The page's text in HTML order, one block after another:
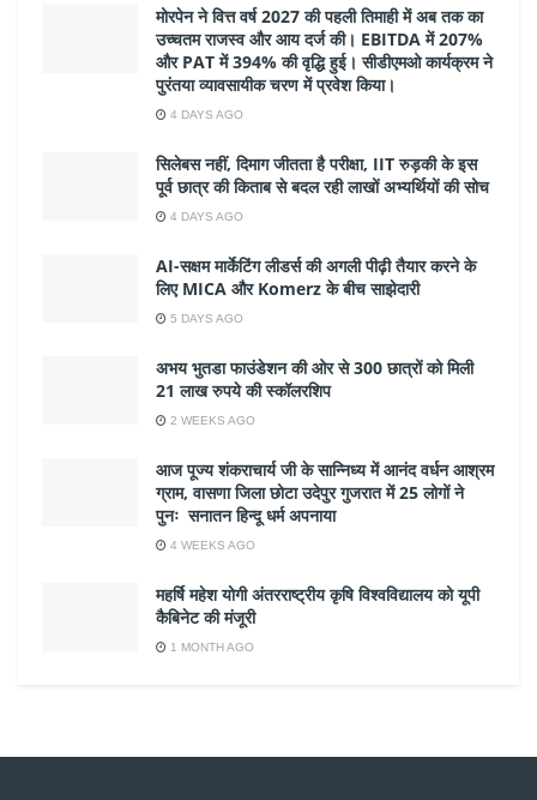
मोरपेन ने वित्त वर्ष 2027 की पहली तिमाही में अब तक का
उच्चतम राजस्व और आय दर्ज की। EBITDA में 207%
और PAT में 394% की वृद्धि हुई। सीडीएमओ कार्यक्रम ने
पुरंतया व्यावसायीक चरण में प्रवेश किया।
4 DAYS AGO
सिलेबस नहीं, दिमाग जीतता है परीक्षा, IIT रुड़की के इस
पूर्व छात्र की किताब से बदल रही लाखों अभ्यर्थियों की सोच
4 DAYS AGO
AI-सक्षम मार्केटिंग लीडर्स की अगली पीढ़ी तैयार करने के
लिए MICA और Komerz के बीच साझेदारी
5 DAYS AGO
अभय भुतडा फाउंडेशन की ओर से 300 छात्रों को मिली
21 लाख रुपये की स्कॉलरशिप
2 WEEKS AGO
आज पूज्य शंकराचार्य जी के सान्निध्य में आनंद वर्धन आश्रम
ग्राम, वासणा जिला छोटा उदेपुर गुजरात में 25 लोगों ने
पुनः सनातन हिन्दू धर्म अपनाया
4 WEEKS AGO
महर्षि महेश योगी अंतरराष्ट्रीय कृषि विश्वविद्यालय को यूपी
कैबिनेट की मंजूरी
1 MONTH AGO